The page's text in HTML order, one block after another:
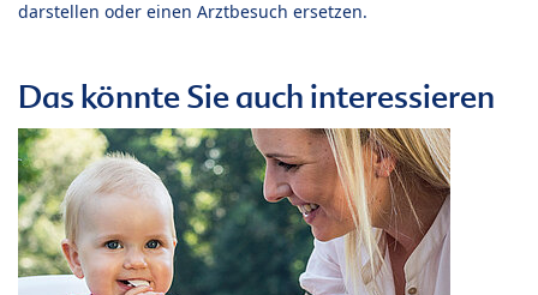
darstellen oder einen Arztbesuch ersetzen.
Das könnte Sie auch interessieren